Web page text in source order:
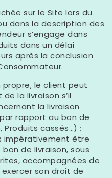
sur le Site lors du
dans la description des
s’engage dans
dans un délai
après la conclusion
propre, le client peut
la livraison s’il
la livraison
rapport au bon de
Produits cassés…) ;
impérativement être
de livraison, sous
accompagnées de
son droit de